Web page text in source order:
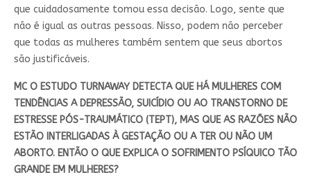
que cuidadosamente tomou essa decisão. Logo, sente que
não é igual as outras pessoas. Nisso, podem não perceber
que todas as mulheres também sentem que seus abortos
são justificáveis.
MC O ESTUDO TURNAWAY DETECTA QUE HÁ MULHERES COM
TENDÊNCIAS A DEPRESSÃO, SUICÍDIO OU AO TRANSTORNO DE
ESTRESSE PÓS-TRAUMÁTICO (TEPT), MAS QUE AS RAZÕES NÃO
ESTÃO INTERLIGADAS À GESTAÇÃO OU A TER OU NÃO UM
ABORTO. ENTÃO O QUE EXPLICA O SOFRIMENTO PSÍQUICO TÃO
GRANDE EM MULHERES?